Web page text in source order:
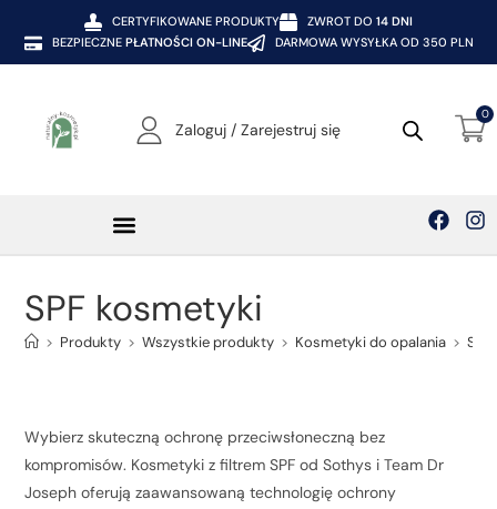
CERTYFIKOWANE PRODUKTY ZWROT DO 14 DNI
BEZPIECZNE PŁATNOŚCI ON-LINE DARMOWA WYSYŁKA OD 350 PLN
Zaloguj / Zarejestruj się
0
SPF kosmetyki
> Produkty > Wszystkie produkty > Kosmetyki do opalania >
Wybierz skuteczną ochronę przeciwsłoneczną bez
kompromisów. Kosmetyki z filtrem SPF od Sothys i Team Dr
Joseph oferują zaawansowaną technologię ochrony